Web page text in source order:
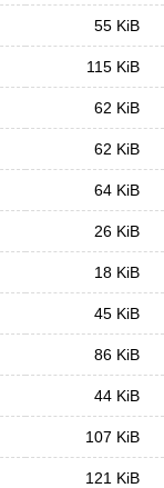
55 KiB
115 KiB
62 KiB
62 KiB
64 KiB
26 KiB
18 KiB
45 KiB
86 KiB
44 KiB
107 KiB
121 KiB